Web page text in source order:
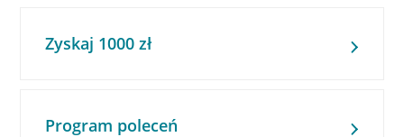
Zyskaj 1000 zł
Program poleceń